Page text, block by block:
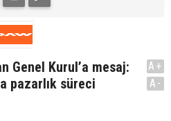
Genel Kurul’a mesaj:
pazarlık süreci
A+
A-